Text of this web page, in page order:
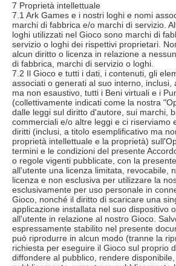
7 Proprietà intellettuale
7.1 Ark Games e i nostri loghi e nomi
marchi di fabbrica e/o marchi di servizio.
loghi utilizzati nel Gioco sono marchi di
servizio o loghi dei rispettivi proprietari.
alcun diritto o licenza in relazione a
di fabbrica, marchi di servizio o loghi.
7.2 Il Gioco e tutti i dati, i contenuti, gli
associati o generati al suo interno, inclusi,
ma non esaustivo, tutti i Beni virtuali e i
(collettivamente indicati come la nostra
dalle leggi sul diritto d'autore, sui marchi,
commerciali e/o altre leggi e ci riserviamo
diritti (inclusi, a titolo esemplificativo ma
proprietà intellettuale e la proprietà)
termini e le condizioni del presente
o regole vigenti pubblicate, con la
all'utente una licenza limitata, revocabile,
licenza e non esclusiva per utilizzare la
esclusivamente per uso personale in
Gioco, nonché il diritto di scaricare una
applicazione installata nel suo dispositivo
all'utente in relazione al nostro Gioco.
espressamente stabilito nel presente
può riprodurre in alcun modo (tranne la
richiesta per eseguire il Gioco sul proprio
diffondere al pubblico, rendere